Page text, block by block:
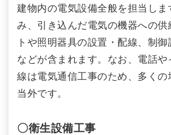
建物内の電気設備全般を担当しま
み、引き込んだ電気の機器への供
トや照明器具の設置・配線、制
などが含まれます。なお、電話や
線は電気通信工事のため、多くの
当外です。
〇衛生設備工事